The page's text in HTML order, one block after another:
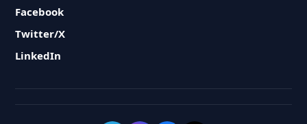
Facebook
Twitter/X
LinkedIn